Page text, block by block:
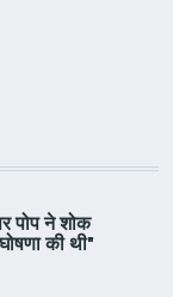
पोप ने शोक
की थी"